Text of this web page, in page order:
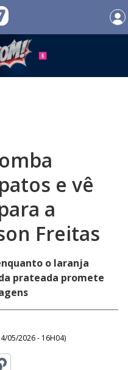
e vê
a
Freitas
o laranja
prateada promete
05/2026 - 16H04)